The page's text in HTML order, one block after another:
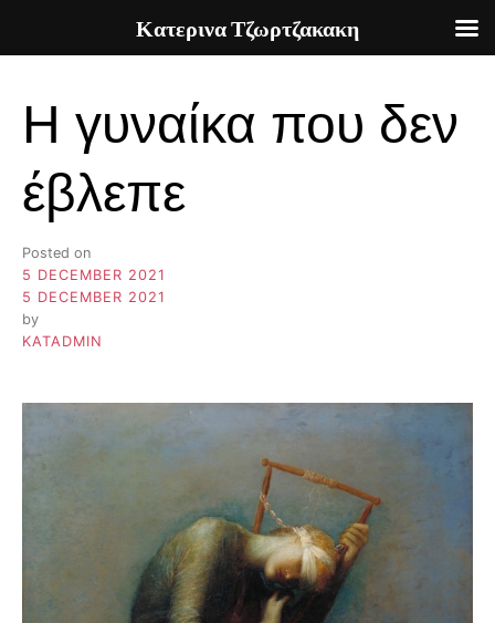
contentΗ γυναίκα που δεν
έβλεπε
Posted on
5 DECEMBER 2021
5 DECEMBER 2021
by
KATADMIN
Κατερινα Τζωρτζακακη